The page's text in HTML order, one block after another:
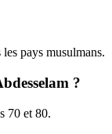
pays musulmans.
?
70 et 80.